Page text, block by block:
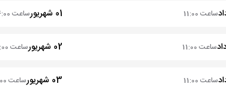
ساعت 11:00 01 شهریور ساعت 14:00
ساعت 11:00 02 شهریور ساعت 17:00
ساعت 11:00 03 شهریور ساعت 14:00